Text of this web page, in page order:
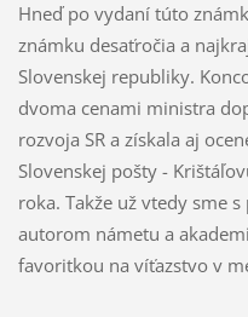
Hneď po vydaní túto
známku desaťročia a
Slovenskej republiky.
dvoma cenami ministra
rozvoja SR a získala aj
Slovenskej pošty -
roka. Takže už vtedy sme
autorom námetu a
favoritkou na víťazstvo v